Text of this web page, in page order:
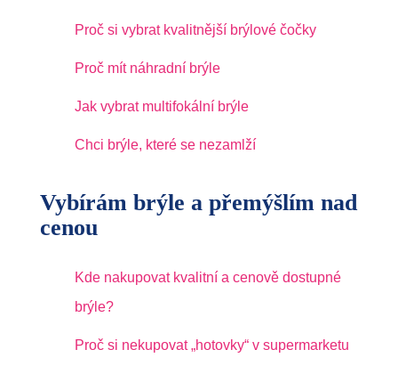
Proč si vybrat kvalitnější brýlové čočky
Proč mít náhradní brýle
Jak vybrat multifokální brýle
Chci brýle, které se nezamlží
Vybírám brýle a přemýšlím nad
cenou
Kde nakupovat kvalitní a cenově dostupné
brýle?
Proč si nekupovat „hotovky“ v supermarketu